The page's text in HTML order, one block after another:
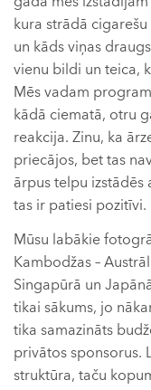
kura strādā
un kāds viņas
vienu bildi un teica,
Mēs vadam
kādā ciematā, otru
reakcija. Zinu, ka
priecājos, bet tas
ārpus telpu izstādēs
tas ir patiesi pozitīvi.
Mūsu labākie
Kambodžas –
Singapūrā un
tikai sākums, jo
tika samazināts
privātos sponsorus.
struktūra, taču